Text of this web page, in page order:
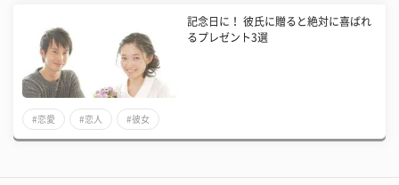
記念日に！ 彼氏に贈ると絶対に喜ばれ
るプレゼント3選
#恋愛 #恋人 #彼女